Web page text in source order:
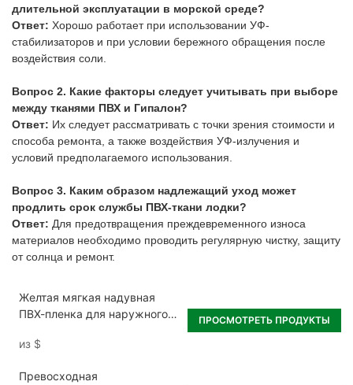
длительной эксплуатации в морской среде?
Ответ: Хорошо работает при использовании УФ-
стабилизаторов и при условии бережного обращения после
воздействия соли.
Вопрос 2. Какие факторы следует учитывать при выборе
между тканями ПВХ и Гипалон?
Ответ: Их следует рассматривать с точки зрения стоимости и
способа ремонта, а также воздействия УФ-излучения и
условий предполагаемого использования.
Вопрос 3. Каким образом надлежащий уход может
продлить срок службы ПВХ-ткани лодки?
Ответ: Для предотвращения преждевременного износа
материалов необходимо проводить регулярную чистку, защиту
от солнца и ремонт.
Желтая мягкая надувная
ПВХ-пленка для наружного
из $
ПРОСМОТРЕТЬ ПРОДУКТЫ
Превосходная